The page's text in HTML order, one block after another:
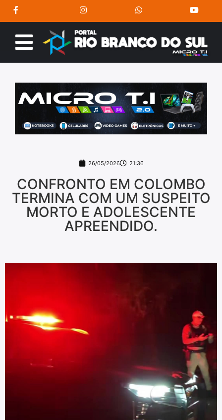
26/05/2026 21:36
CONFRONTO EM COLOMBO
TERMINA COM UM SUSPEITO
MORTO E ADOLESCENTE
APREENDIDO.